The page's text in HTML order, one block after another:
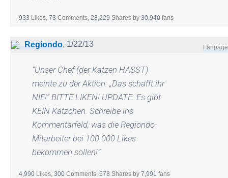
933 Likes,73 Comments,28,229 Shares by30,940 fans
Regiondo, 1/22/13
“Unser Chef (der Katzen HASST)
meinte zu der Aktion: „Das schafft ihr
NIE!“ BITTE LIKEN! UPDATE: Es gibt
KEIN Kätzchen. Schreibe ins
Kommentarfeld, was die Regiondo-
Mitarbeiter bei 100.000 Likes
bekommen sollen!”
4,990 Likes,300 Comments,578 Shares by7,991 fans